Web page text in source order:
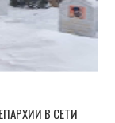
В СЕТИ